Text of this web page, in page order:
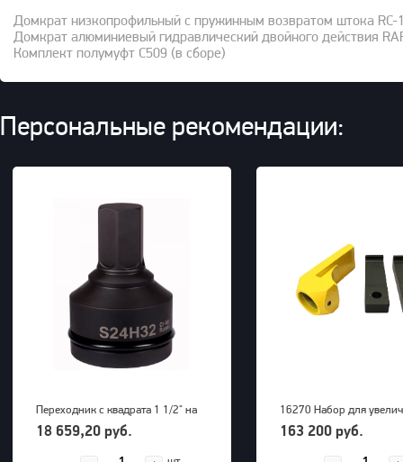
Домкрат низкопрофильный с пружинным возвратом штока RC-
Домкрат алюминиевый гидравлический двойного действия
Комплект полумуфт C509 (в сборе)
Персональные рекомендации:
Переходник с квадрата 1 1/2" на
внешний шестигранник 32 мм
18 659,20 руб.
16270 Набор для
радиуса снятия
163 200 руб.